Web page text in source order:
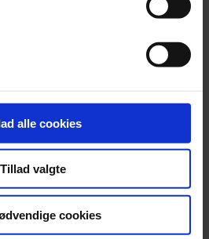
alle cookies
Tillad valgte
cookies
hård medfart